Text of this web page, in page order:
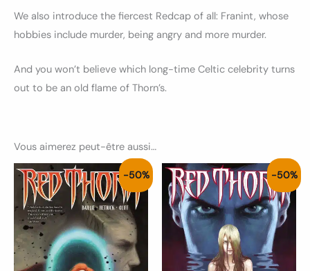
We also introduce the fiercest Redcap of all: Franint, whose
hobbies include murder, being angry and more murder.
And you won’t believe which long-time Celtic celebrity turns
out to be an old flame of Thorn’s.
Vous aimerez peut-être aussi…
-50%
Le
prix
initial
était :
4.00€.
Le
prix
actuel
est :
2.00€.
-50%
Le
prix
initial
était :
4.00€.
Le
prix
actuel
est :
2.00€.